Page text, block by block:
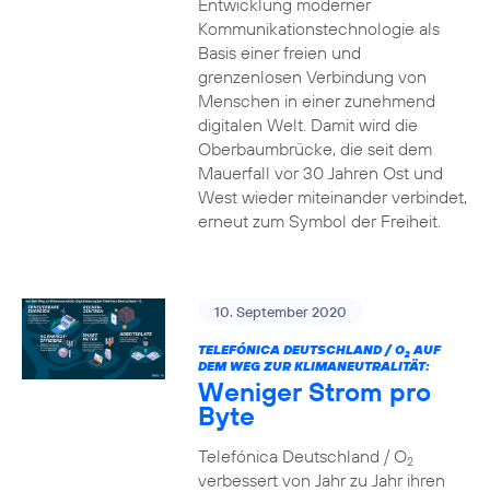
Entwicklung moderner
Kommunikationstechnologie als
Basis einer freien und
grenzenlosen Verbindung von
Menschen in einer zunehmend
digitalen Welt. Damit wird die
Oberbaumbrücke, die seit dem
Mauerfall vor 30 Jahren Ost und
West wieder miteinander verbindet,
erneut zum Symbol der Freiheit.
10. September 2020
TELEFÓNICA DEUTSCHLAND / O2AUF
DEM WEG ZUR KLIMANEUTRALITÄT:
Weniger Strom pro
Byte
Telefónica Deutschland / O2
verbessert von Jahr zu Jahr ihren